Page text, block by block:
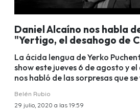
Daniel Alcaíno nos habla
"Yertigo, el desahogo de
La ácida lengua de Yerko
show este jueves 6 de agosto y
nos habló de las sorpresas que se
Belén Rubio
29 julio, 2020 a las 19:59